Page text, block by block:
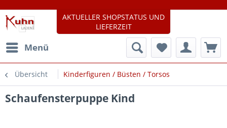
Menü
Übersicht Kinderfiguren / Büsten / Torsos
Schaufensterpuppe Kind
AKTUELLER SHOPSTATUS UND
LIEFERZEIT